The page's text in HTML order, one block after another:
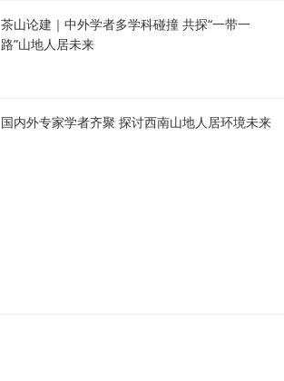
茶山论建｜中外学者多学科碰撞 共探“一带一
路”山地人居未来
国内外专家学者齐聚 探讨西南山地人居环境未来